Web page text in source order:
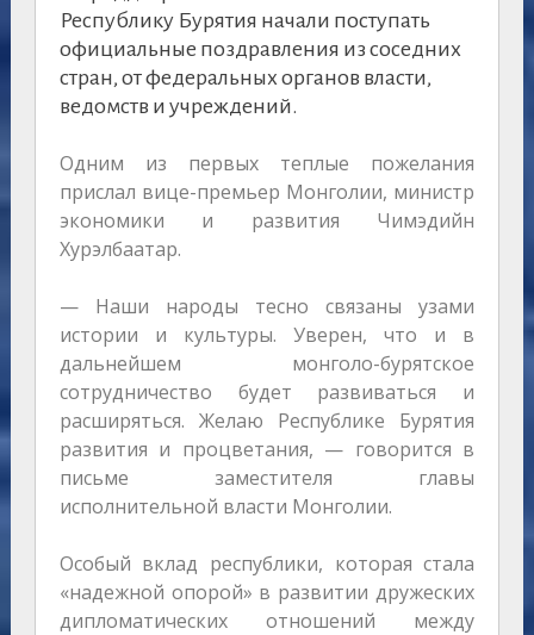
Республику Бурятия начали поступать
официальные поздравления из соседних
стран, от федеральных органов власти,
ведомств и учреждений.
Одним из первых теплые пожелания
прислал вице-премьер Монголии, министр
экономики и развития Чимэдийн
Хурэлбаатар.
— Наши народы тесно связаны узами
истории и культуры. Уверен, что и в
дальнейшем монголо-бурятское
сотрудничество будет развиваться и
расширяться. Желаю Республике Бурятия
развития и процветания, — говорится в
письме заместителя главы
исполнительной власти Монголии.
Особый вклад республики, которая стала
«надежной опорой» в развитии дружеских
дипломатических отношений между